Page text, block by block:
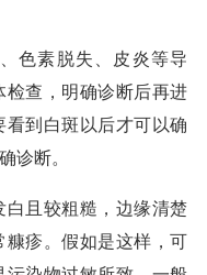
色素脱失、皮炎等导
查，明确诊断后再进
到白斑以后才可以确
诊断。
且较粗糙，边缘清楚
糠疹。假如是这样，可